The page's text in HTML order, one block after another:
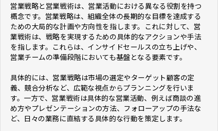
営業戦略と営業戦術は、営業活動における異なる役割を持つ
概念です。営業戦略は、組織全体の長期的な目標を達成する
ための大局的な計画や方向性を指します。これに対して、営
業戦術は、戦略を実現するための具体的なアクションや手法
を指します。これらは、インサイドセールスの立ち上げや、
営業チームの準備段階においても基盤となる要素です。
具体的には、営業戦略は市場の選定やターゲット顧客の定
義、競合分析など、広範な視点からプランニングを行いま
す。一方で、営業戦術は具体的な営業活動、例えば商談の進
め方やプレゼンテーションの方法、フォローアップの手法な
ど、日々の業務に直結する具体的な行動を策定します。